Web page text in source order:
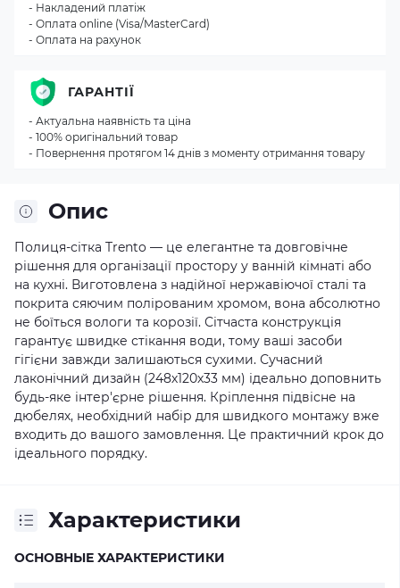
Опис
Полиця-сітка Trento — це елегантне та довговічне
рішення для організації простору у ванній кімнаті або
на кухні. Виготовлена з надійної нержавіючої сталі та
покрита сяючим полірованим хромом, вона абсолютно
не боїться вологи та корозії. Сітчаста конструкція
гарантує швидке стікання води, тому ваші засоби
гігієни завжди залишаються сухими. Сучасний
лаконічний дизайн (248х120х33 мм) ідеально доповнить
будь-яке інтер'єрне рішення. Кріплення підвісне на
дюбелях, необхідний набір для швидкого монтажу вже
входить до вашого замовлення. Це практичний крок до
ідеального порядку.
Характеристики
ОСНОВНЫЕ ХАРАКТЕРИСТИКИ
- Накладений платіж
- Оплата online (Visa/MasterCard)
- Оплата на рахунок
ГАРАНТІЇ
- Актуальна наявність та ціна
- 100% оригінальний товар
- Повернення протягом 14 днів з моменту отримання товару